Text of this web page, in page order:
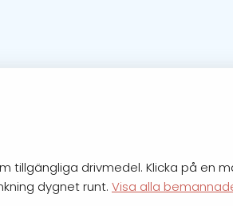
tillgängliga drivmedel. Klicka på en
dygnet runt. Visa alla